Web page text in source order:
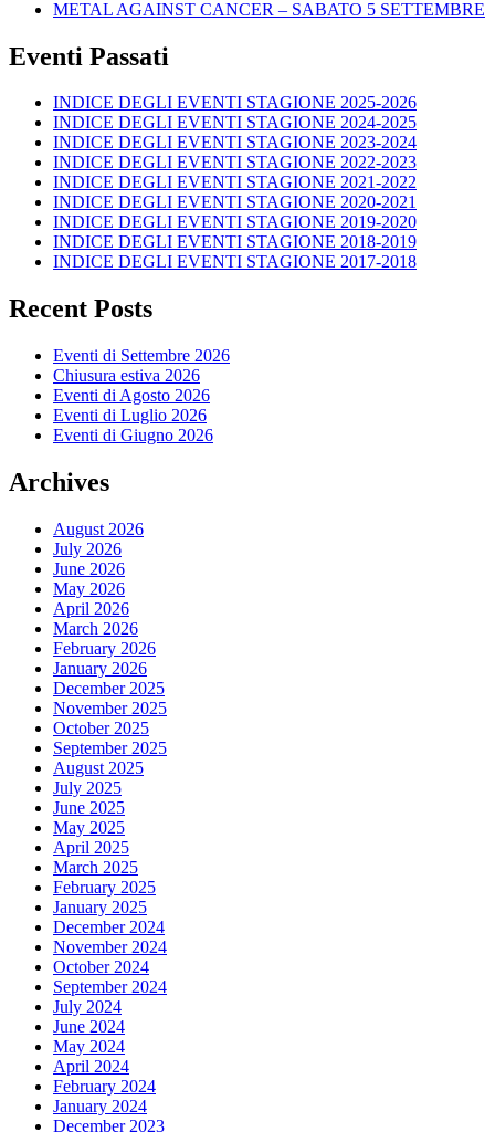
METAL AGAINST CANCER – SABATO 5 SETTEMBRE
Eventi Passati
INDICE DEGLI EVENTI STAGIONE 2025-2026
INDICE DEGLI EVENTI STAGIONE 2024-2025
INDICE DEGLI EVENTI STAGIONE 2023-2024
INDICE DEGLI EVENTI STAGIONE 2022-2023
INDICE DEGLI EVENTI STAGIONE 2021-2022
INDICE DEGLI EVENTI STAGIONE 2020-2021
INDICE DEGLI EVENTI STAGIONE 2019-2020
INDICE DEGLI EVENTI STAGIONE 2018-2019
INDICE DEGLI EVENTI STAGIONE 2017-2018
Recent Posts
Eventi di Settembre 2026
Chiusura estiva 2026
Eventi di Agosto 2026
Eventi di Luglio 2026
Eventi di Giugno 2026
Archives
August 2026
July 2026
June 2026
May 2026
April 2026
March 2026
February 2026
January 2026
December 2025
November 2025
October 2025
September 2025
August 2025
July 2025
June 2025
May 2025
April 2025
March 2025
February 2025
January 2025
December 2024
November 2024
October 2024
September 2024
July 2024
June 2024
May 2024
April 2024
February 2024
January 2024
December 2023